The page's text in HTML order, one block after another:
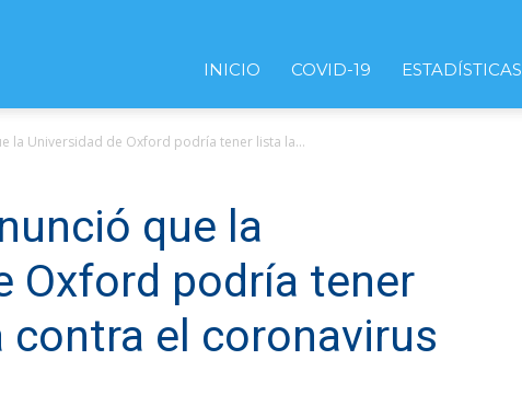
INICIO COVID-19 ESTADÍSTICAS
la Universidad de Oxford podría tener lista la...
que la
Oxford podría tener
contra el coronavirus